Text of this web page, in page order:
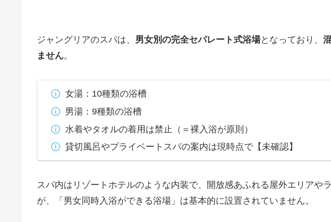
ジャングリアのスパは、 男女別の完全セパレート式浴場となっており、
ません。
女湯：10種類の浴槽
男湯：9種類の浴槽
水着やタオルの着用は禁止（＝裸入浴が原則）
貸切風呂やプライベートスパの案内は現時点で【未確認】
スパ内はリゾートホテルのような内装で、開放感あふれる屋外エリアや
が、「男女同時入浴ができる浴場」は基本的に設置されていません。